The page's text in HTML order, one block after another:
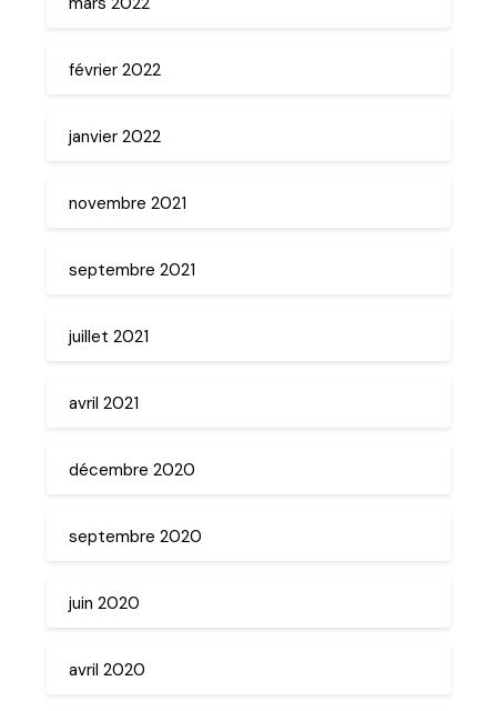
février 2022
janvier 2022
novembre 2021
septembre 2021
juillet 2021
avril 2021
décembre 2020
septembre 2020
juin 2020
avril 2020